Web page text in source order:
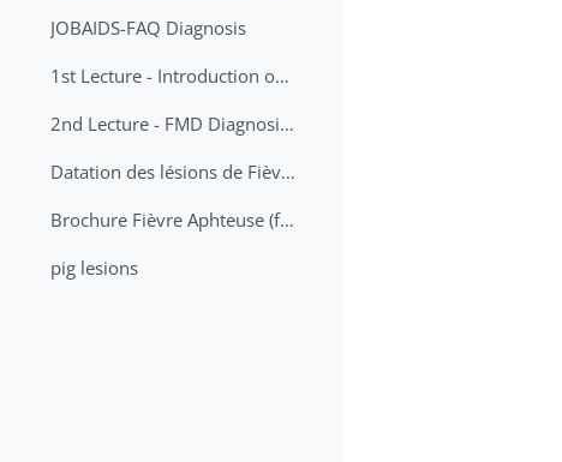
JOBAIDS-FAQ Diagnosis
1st Lecture - Introduction on FMD and Lesion Ageing (Arabic)
2nd Lecture - FMD Diagnosis and Sampling
Datation des lésions de Fièvre Aphteuse Guide pratique
Brochure Fièvre Aphteuse (french and arabic)
pig lesions